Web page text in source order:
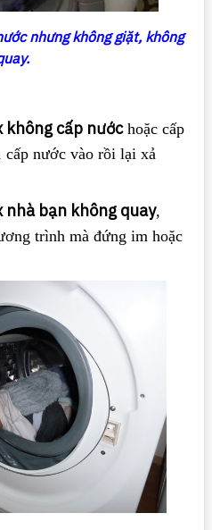
nhưng không giặt, không
không cấp nướchoặc cấp
nước vào rồi lại xả
nhà bạn không quay,
trình mà đứng im hoặc